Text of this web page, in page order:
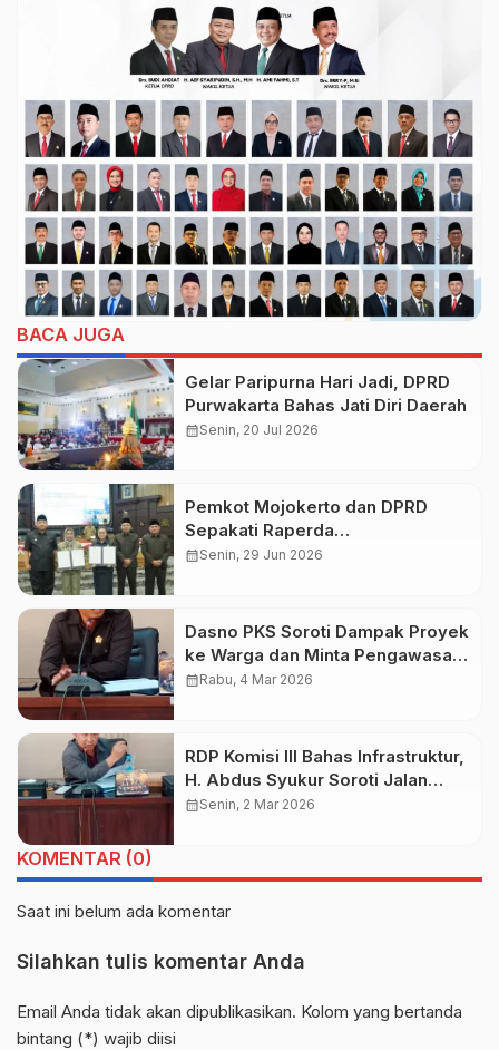
BACA JUGA
Gelar Paripurna Hari Jadi, DPRD
Purwakarta Bahas Jati Diri Daerah
calendar_monthSenin, 20 Jul 2026
Pemkot Mojokerto dan DPRD
Sepakati Raperda
Pertanggungjawaban APBD 2025
calendar_monthSenin, 29 Jun 2026
Dasno PKS Soroti Dampak Proyek
ke Warga dan Minta Pengawasan
Infrastruktur Diperketat di 2026
calendar_monthRabu, 4 Mar 2026
RDP Komisi III Bahas Infrastruktur,
H. Abdus Syukur Soroti Jalan
Cokro Dan Regulasi Tender
calendar_monthSenin, 2 Mar 2026
KOMENTAR (0)
Saat ini belum ada komentar
Silahkan tulis komentar Anda
Email Anda tidak akan dipublikasikan. Kolom yang bertanda
bintang (*) wajib diisi